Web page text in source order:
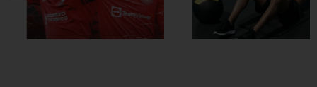
တွေ ချဖို့